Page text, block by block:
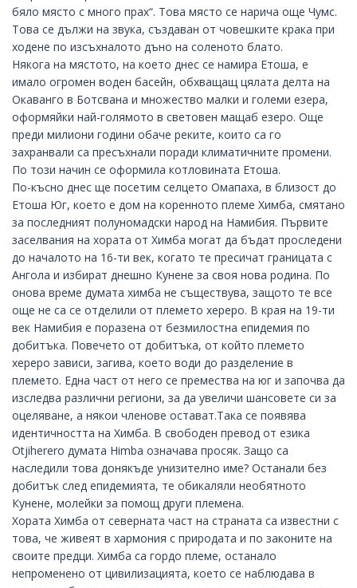
бяло място с много прах“. Това място се нарича още Чумс.
Това се дължи на звука, създаван от човешките крака при
ходене по изсъхналото дъно на соленото блато.
Някога на мястото, на което днес се намира Етоша, е
имало огромен воден басейн, обхващащ цялата делта на
Окаванго в Ботсвана и множество малки и големи езера,
оформяйки най-голямото в световен мащаб езеро. Още
преди милиони години обаче реките, които са го
захранвали са пресъхнали поради климатичните промени.
По този начин се оформила котловината Етоша.
По-късно днес ще посетим селцето Омапаха, в близост до
Етоша Юг, което е дом на коренното племе Химба, смятано
за последният полуномадски народ на Намибия. Първите
заселвания на хората от Химба могат да бъдат проследени
до началото на 16-ти век, когато те пресичат границата с
Ангола и избират днешно Кунене за своя нова родина. По
онова време думата химба не съществува, защото те все
още не са се отделили от племето хереро. В края на 19-ти
век Намибия е поразена от безмилостна епидемия по
добитъка. Повечето от добитъка, от който племето
хереро зависи, загива, което води до разделение в
племето. Една част от него се премества на юг и започва да
изследва различни региони, за да увеличи шансовете си за
оцеляване, а някои членове остават.Така се появява
идентичността на Химба. В свободен превод от езика
Otjiherero думата Himba означава просяк. Защо са
наследили това донякъде унизително име? Останали без
добитък след епидемията, те обикаляли необятното
Кунене, молейки за помощ други племена.
Хората Химба от северната част на страната са известни с
това, че живеят в хармония с природата и по законите на
своите предци. Химба са гордо племе, останало
непроменено от цивилизацията, което се наблюдава в